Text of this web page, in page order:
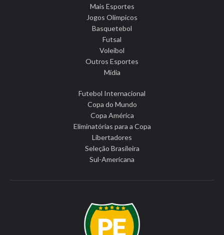
Mais Esportes
Jogos Olímpicos
Basquetebol
Futsal
Voleibol
Outros Esportes
Mídia
Futebol Internacional
Copa do Mundo
Copa América
Eliminatórias para a Copa
Libertadores
Seleção Brasileira
Sul-Americana